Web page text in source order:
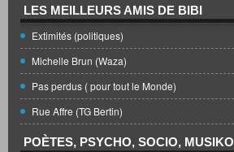
LES MEILLEURS AMIS DE BIBI
Extimités (politiques)
Michelle Brun (Waza)
Pas perdus ( pour tout le Monde)
Rue Affre (TG Bertin)
POÈTES, PSYCHO, SOCIO, MUSIKO